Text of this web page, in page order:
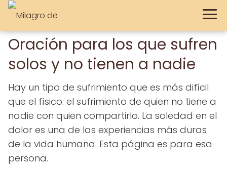
Oración para los que sufren
solos y no tienen a nadie
Hay un tipo de sufrimiento que es más difícil
que el físico: el sufrimiento de quien no tiene a
nadie con quien compartirlo. La soledad en el
dolor es una de las experiencias más duras
de la vida humana. Esta página es para esa
persona.